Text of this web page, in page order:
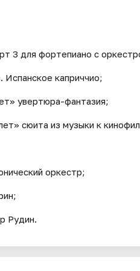
3 для фортепиано с
каприччио;
увертюра-фантазия;
сюита из музыки к
оркестр;
Рудин.